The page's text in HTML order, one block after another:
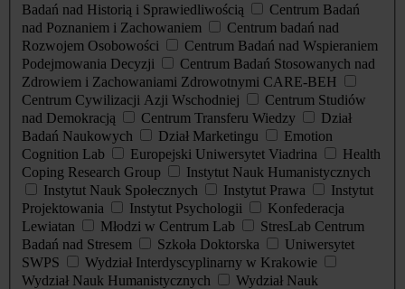
Badań nad Historią i Sprawiedliwością
Centrum Badań
nad Poznaniem i Zachowaniem
Centrum badań nad
Rozwojem Osobowości
Centrum Badań nad Wspieraniem
Podejmowania Decyzji
Centrum Badań Stosowanych nad
Zdrowiem i Zachowaniami Zdrowotnymi CARE-BEH
Centrum Cywilizacji Azji Wschodniej
Centrum Studiów
nad Demokracją
Centrum Transferu Wiedzy
Dział
Badań Naukowych
Dział Marketingu
Emotion
Cognition Lab
Europejski Uniwersytet Viadrina
Health
Coping Research Group
Instytut Nauk Humanistycznych
Instytut Nauk Społecznych
Instytut Prawa
Instytut
Projektowania
Instytut Psychologii
Konfederacja
Lewiatan
Młodzi w Centrum Lab
StresLab Centrum
Badań nad Stresem
Szkoła Doktorska
Uniwersytet
SWPS
Wydział Interdyscyplinarny w Krakowie
Wydział Nauk Humanistycznych
Wydział Nauk